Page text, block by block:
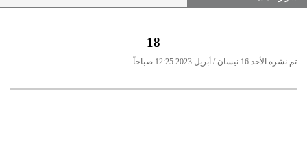
18
تم نشره الأحد 16 نيسان / أبريل 2023 12:25 صباحاً